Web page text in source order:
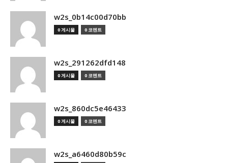
w2s_0b14c00d70bb
0 게시물 0 코멘트
w2s_291262dfd148
0 게시물 0 코멘트
w2s_860dc5e46433
0 게시물 0 코멘트
w2s_a6460d80b59c